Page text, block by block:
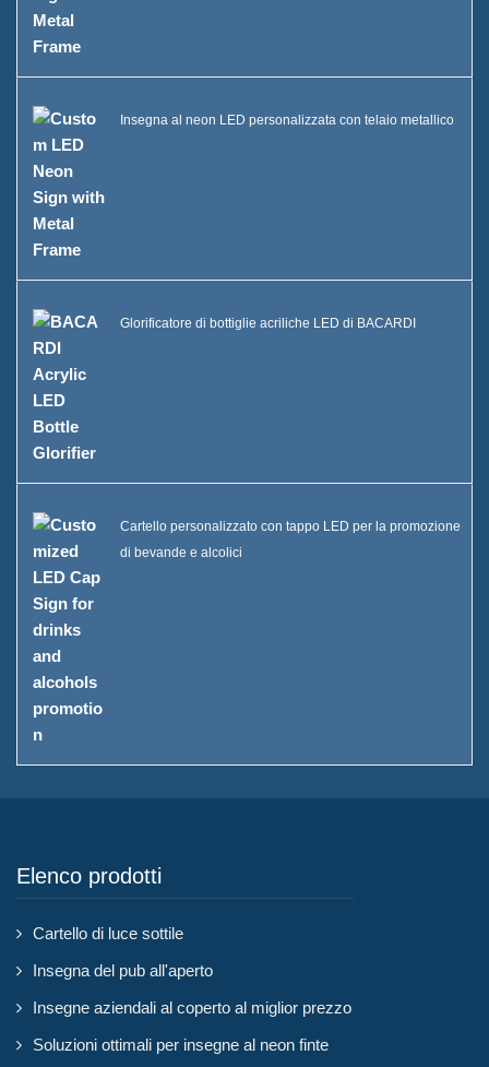
Insegna al neon LED personalizzata con telaio metallico
Glorificatore di bottiglie acriliche LED di BACARDI
Cartello personalizzato con tappo LED per la promozione
di bevande e alcolici
Elenco prodotti
Cartello di luce sottile
Insegna del pub all'aperto
Insegne aziendali al coperto al miglior prezzo
Soluzioni ottimali per insegne al neon finte